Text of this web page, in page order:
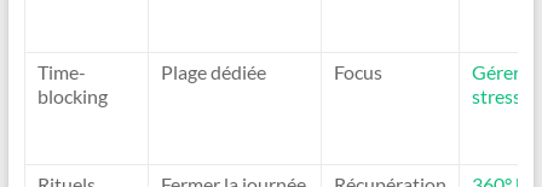
Time-
blocking
Plage dédiée Focus
Gérer le
stress